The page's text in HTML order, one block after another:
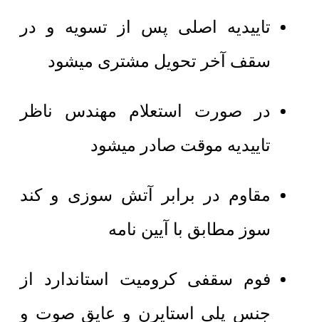
تاییدیه اصلی پس از تسویه و در
سقف آخر تحویل مشتری میشود
در صورت استعلام مهندس ناظر
تاییدیه موقت صادر میشود
مقاوم در برابر آتش سوزی و کند
سوز مطابق با آیین نامه
فوم سقفی کرومیت استاندارد از
جنس پلی استایرن و عایق صوت و